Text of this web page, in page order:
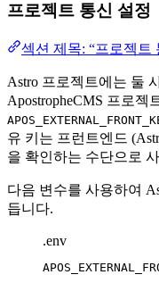
프로젝트 통신 설정
섹션 제목: “프로젝트
Astro 프로젝트에는 둘
ApostropheCMS 프로젝
유 키는 프런트엔드
을 확인하는 수단으로
다음 변수를 사용하여
듭니다.
.env